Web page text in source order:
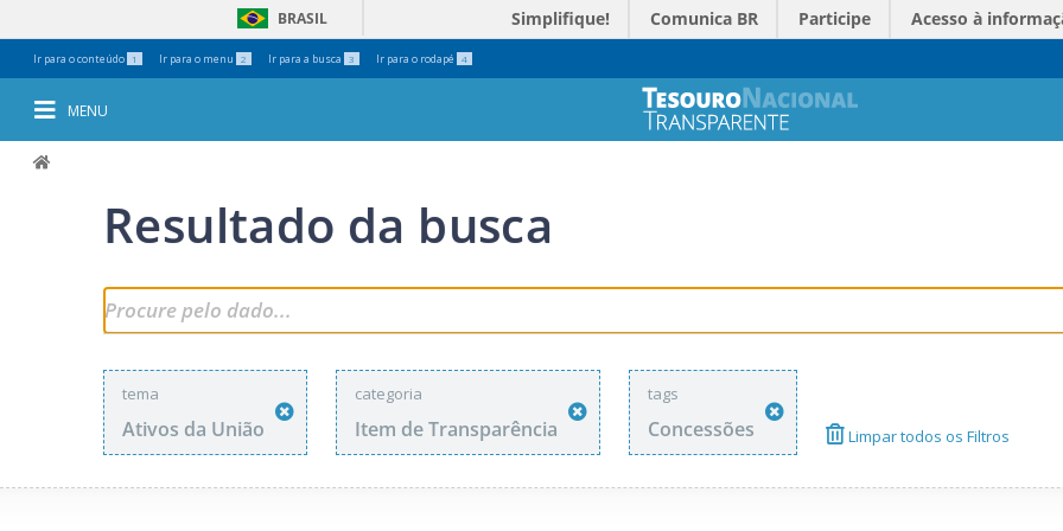
Ir para o conteúdo 1 Ir para o menu 2 Ir para a busca 3 Ir para o rodapé 4
BRASIL Simplifique! Comunica BR Participe Acesso à
MENU
Resultado da busca
tema
Ativos da União
categoria
Item de Transparência
tags
Concessões Limpar todos os Filtros